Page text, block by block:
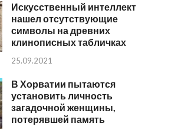
Искусственный интеллект
нашел отсутствующие
символы на древних
клинописных табличках
25.09.2021
В Хорватии пытаются
установить личность
загадочной женщины,
потерявшей память